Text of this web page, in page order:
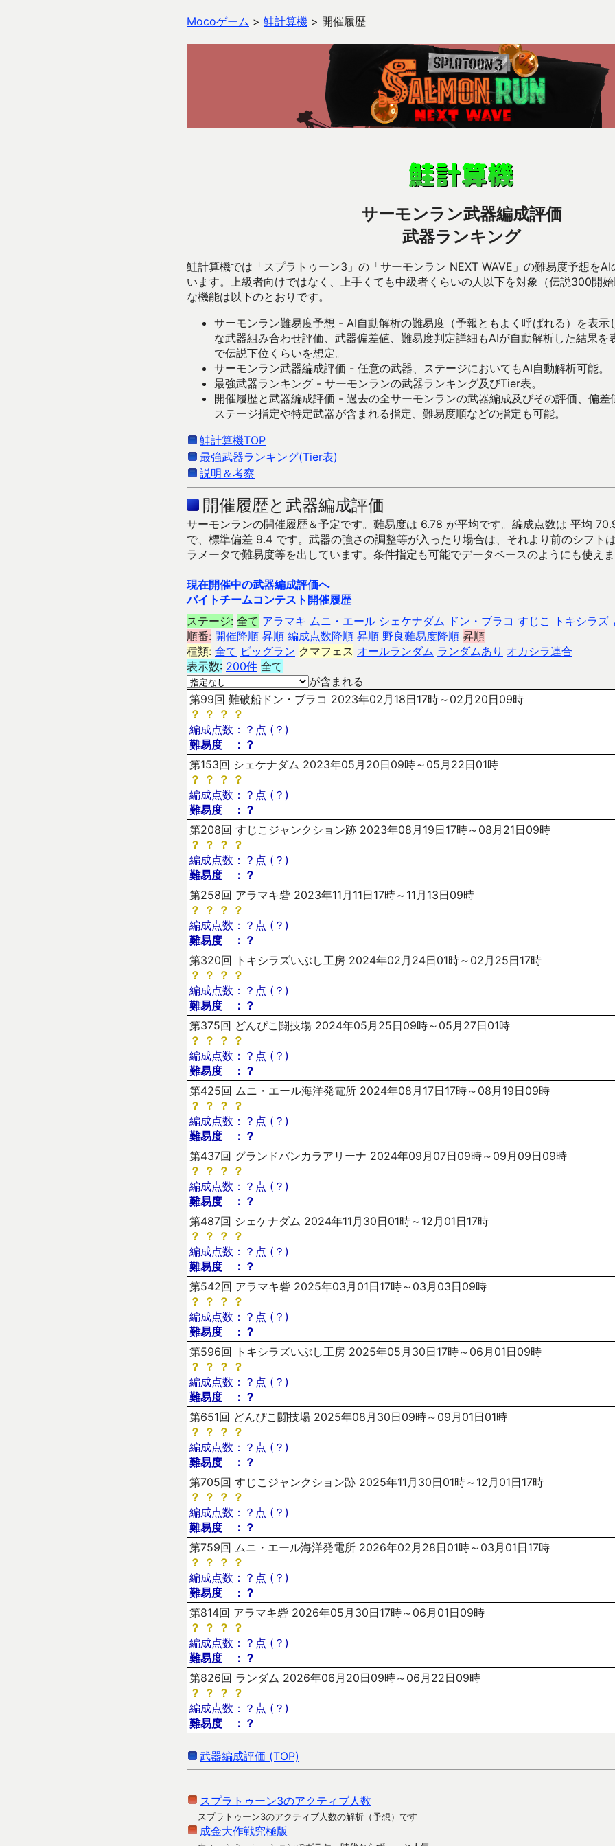
Mocoゲーム > 鮭計算機 > 開催履歴
サーモンラン武器編成評価
武器ランキング
鮭計算機では「スプラトゥーン3」の「サーモンラン NEXT WAVE」の難易度予想を
います。上級者向けではなく、上手くても中級者くらいの人以下を対象（伝説300開
な機能は以下のとおりです。
サーモンラン難易度予想 - AI自動解析の難易度（予報ともよく呼ばれる）を表示
な武器組み合わせ評価、武器偏差値、難易度判定詳細もAIが自動解析した結果を
で伝説下位くらいを想定。
サーモンラン武器編成評価 - 任意の武器、ステージにおいてもAI自動解析可能。
最強武器ランキング - サーモンランの武器ランキング及びTier表。
開催履歴と武器編成評価 - 過去の全サーモンランの武器編成及びその評価、偏差
ステージ指定や特定武器が含まれる指定、難易度順などの指定も可能。
鮭計算機TOP
最強武器ランキング(Tier表)
説明＆考察
開催履歴と武器編成評価
サーモンランの開催履歴＆予定です。難易度は 6.78 が平均です。編成点数は 平均
で、標準偏差 9.4 です。武器の強さの調整等が入ったり場合は、それより前のシフト
ラメータで難易度等を出しています。条件指定も可能でデータベースのようにも使え
現在開催中の武器編成評価へ
バイトチームコンテスト開催履歴
ステージ: 全て アラマキ ムニ・エール シェケナダム ドン・ブラコ すじこ トキシラズ
順番: 開催降順 昇順 編成点数降順 昇順 野良難易度降順 昇順
種類: 全て ビッグラン クマフェス オールランダム ランダムあり オカシラ連合
表示数: 200件 全て
が含まれる
第99回 難破船ドン・ブラコ 2023年02月18日17時～02月20日09時
？ ？ ？ ？
編成点数：？点 (？)
難易度 ：？
第153回 シェケナダム 2023年05月20日09時～05月22日01時
？ ？ ？ ？
編成点数：？点 (？)
難易度 ：？
第208回 すじこジャンクション跡 2023年08月19日17時～08月21日09時
？ ？ ？ ？
編成点数：？点 (？)
難易度 ：？
第258回 アラマキ砦 2023年11月11日17時～11月13日09時
？ ？ ？ ？
編成点数：？点 (？)
難易度 ：？
第320回 トキシラズいぶし工房 2024年02月24日01時～02月25日17時
？ ？ ？ ？
編成点数：？点 (？)
難易度 ：？
第375回 どんぴこ闘技場 2024年05月25日09時～05月27日01時
？ ？ ？ ？
編成点数：？点 (？)
難易度 ：？
第425回 ムニ・エール海洋発電所 2024年08月17日17時～08月19日09時
？ ？ ？ ？
編成点数：？点 (？)
難易度 ：？
第437回 グランドバンカラアリーナ 2024年09月07日09時～09月09日09時
？ ？ ？ ？
編成点数：？点 (？)
難易度 ：？
第487回 シェケナダム 2024年11月30日01時～12月01日17時
？ ？ ？ ？
編成点数：？点 (？)
難易度 ：？
第542回 アラマキ砦 2025年03月01日17時～03月03日09時
？ ？ ？ ？
編成点数：？点 (？)
難易度 ：？
第596回 トキシラズいぶし工房 2025年05月30日17時～06月01日09時
？ ？ ？ ？
編成点数：？点 (？)
難易度 ：？
第651回 どんぴこ闘技場 2025年08月30日09時～09月01日01時
？ ？ ？ ？
編成点数：？点 (？)
難易度 ：？
第705回 すじこジャンクション跡 2025年11月30日01時～12月01日17時
？ ？ ？ ？
編成点数：？点 (？)
難易度 ：？
第759回 ムニ・エール海洋発電所 2026年02月28日01時～03月01日17時
？ ？ ？ ？
編成点数：？点 (？)
難易度 ：？
第814回 アラマキ砦 2026年05月30日17時～06月01日09時
？ ？ ？ ？
編成点数：？点 (？)
難易度 ：？
第826回 ランダム 2026年06月20日09時～06月22日09時
？ ？ ？ ？
編成点数：？点 (？)
難易度 ：？
武器編成評価 (TOP)
スプラトゥーン3のアクティブ人数
スプラトゥーン3のアクティブ人数の解析（予想）です
成金大作戦究極版